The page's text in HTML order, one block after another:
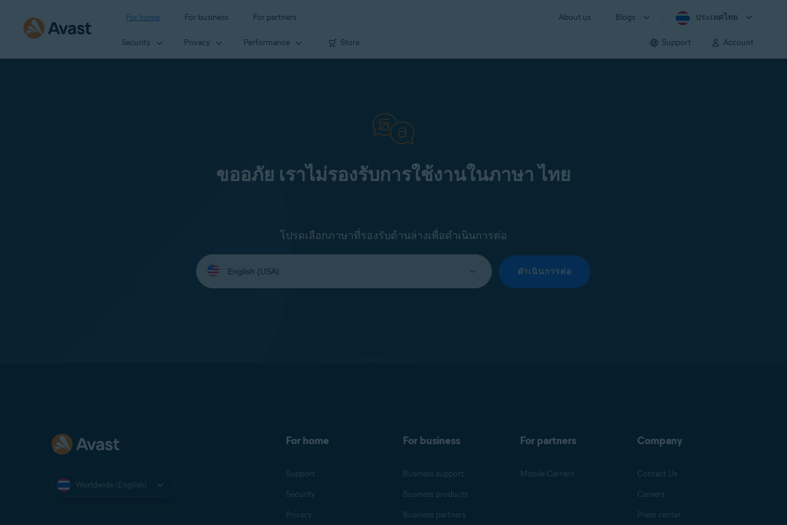
For home For business For partners About us Blogs ประเทศไทย
Security Privacy Performance Store Support Account
ขออภัย เราไม่รองรับการใช้งานในภาษา ไทย
โปรดเลือกภาษาที่รองรับด้านล่างเพื่อดำเนินการต่อ
Select
your
language:
ดำเนินการต่อ
Worldwide (English)
For home
Support
Security
Privacy
For business
Business support
Business products
Business partners
For partners
Mobile Carriers
Company
Contact Us
Careers
Press center